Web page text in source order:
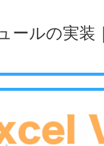
ールの実装